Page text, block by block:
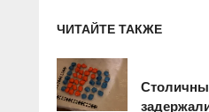
ЧИТАЙТЕ ТАКЖЕ